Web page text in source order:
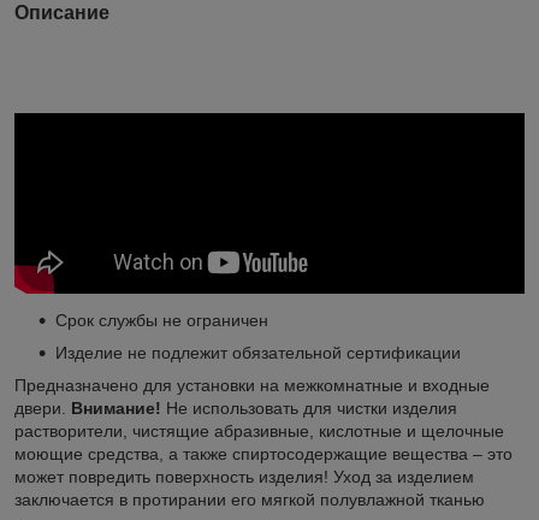
Описание
Срок службы не ограничен
Изделие не подлежит обязательной сертификации
Предназначено для установки на межкомнатные и входные
двери. Внимание! Не использовать для чистки изделия
растворители, чистящие абразивные, кислотные и щелочные
моющие средства, а также спиртосодержащие вещества – это
может повредить поверхность изделия! Уход за изделием
заключается в протирании его мягкой полувлажной тканью